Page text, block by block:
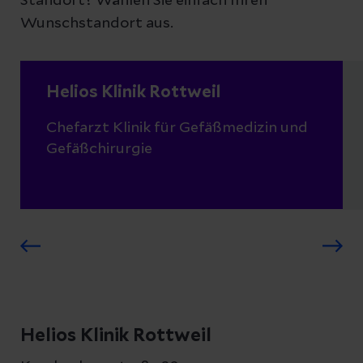
Wunschstandort aus.
Helios Klinik Rottweil
Chefarzt Klinik für Gefäßmedizin und
Gefäßchirurgie
Helios Klinik Rottweil